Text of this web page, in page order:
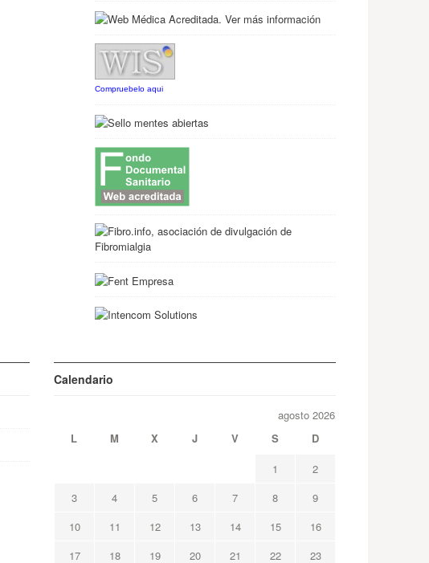
Compruebelo aqui
Calendario
agosto 2026
L
M X J V S
D
1
2
3
4 5 6 7 8
9
10
11 12 13 14 15
16
17
18 19 20 21 22 23